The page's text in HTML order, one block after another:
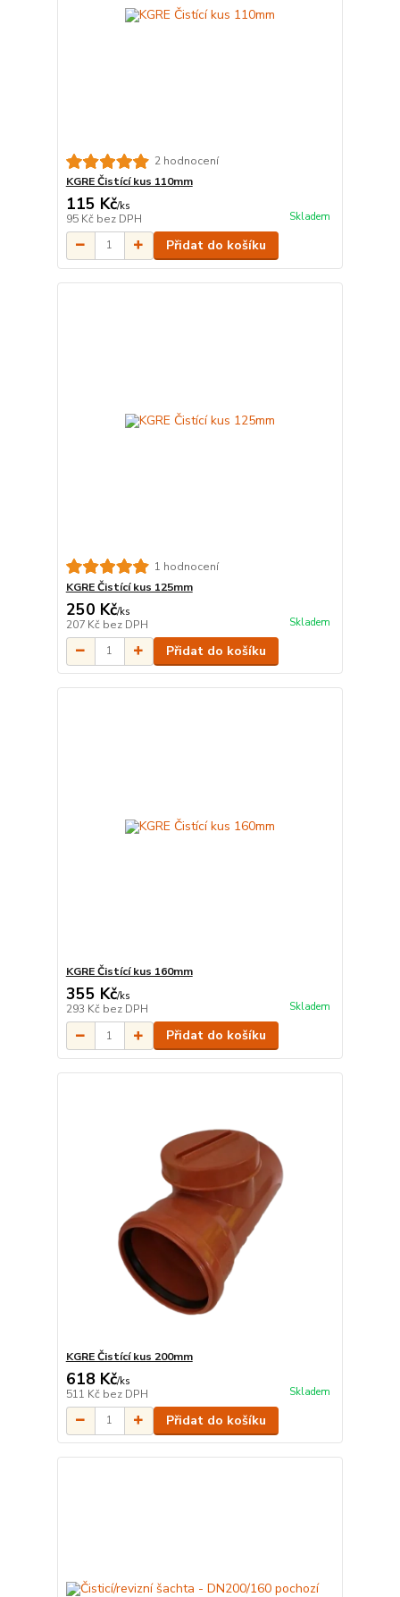
2 hodnocení
KGRE Čistící kus 110mm
115 Kč/ks
95 Kč bez DPH Skladem
Přidat do košíku
1 hodnocení
KGRE Čistící kus 125mm
250 Kč/ks
207 Kč bez DPH Skladem
Přidat do košíku
KGRE Čistící kus 160mm
355 Kč/ks
293 Kč bez DPH Skladem
Přidat do košíku
KGRE Čistící kus 200mm
618 Kč/ks
511 Kč bez DPH Skladem
Přidat do košíku